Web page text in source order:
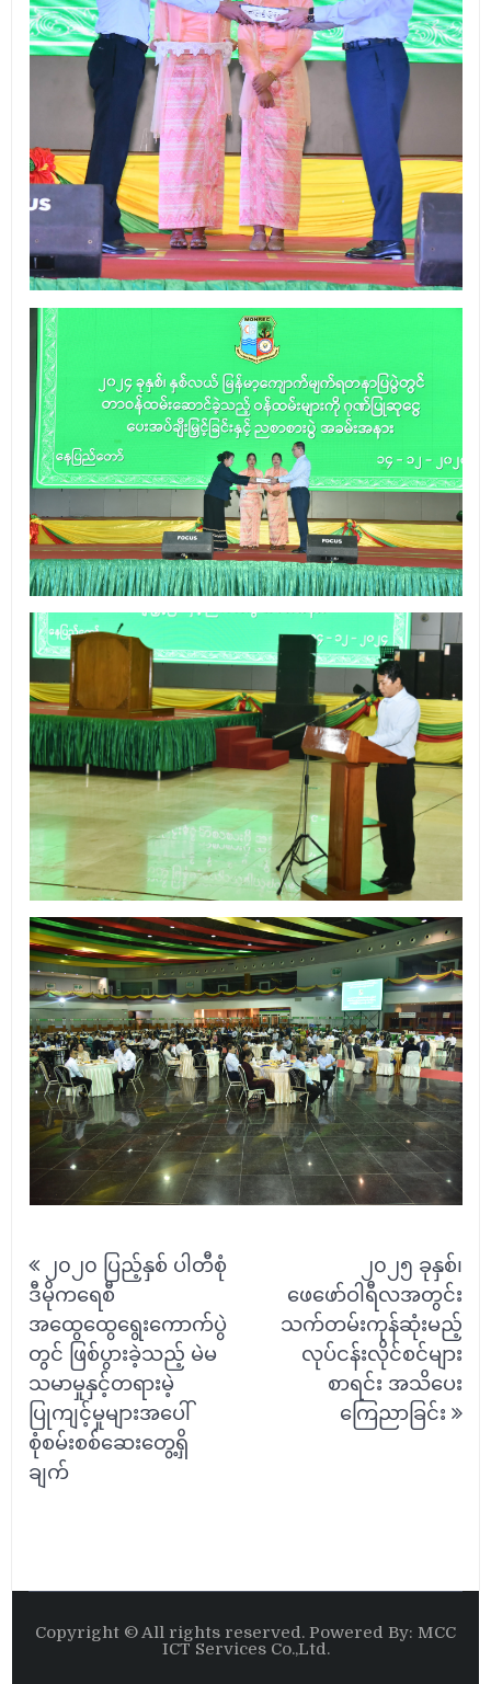
navigation
၂၀၂၀ ပြည့်နှစ် ပါတီစုံ
ဒီမိုကရေစီ
အထွေထွေရွေးကောက်ပွဲ
တွင် ဖြစ်ပွားခဲ့သည့် မဲမ
သမာမှုနှင့်တရားမဲ့
ပြုကျင့်မှုများအပေါ်
စုံစမ်းစစ်ဆေးတွေ့ရှိ
ချက်
၂၀၂၅ ခုနှစ်၊
ဖေဖော်ဝါရီလအတွင်း
သက်တမ်းကုန်ဆုံးမည့်
လုပ်ငန်းလိုင်စင်များ
စာရင်း အသိပေး
ကြေညာခြင်း
Copyright © All rights reserved. Powered By: MCC
ICT Services Co.,Ltd.